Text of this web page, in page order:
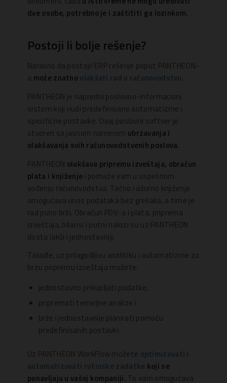
dve osobe, potrebno je i zaštititi ga lozinkom.
Postoji li bolje rešenje?
Naravno da postoji! ERP rešenje poput PANTHEON-
a može znatno olakšati rad u računovodstvu.
PANTHEON je napredni poslovno-informacioni
sistem koji nudi predefinisane automatizme i
specifične postavke. Ovaj poslovni softver je
stvoren sa jasnom namerom ubrzavanja i
olakšavanja svih računovodstvenih poslova.
PANTHEON olakšava pripremu izveštaja, obračun
plata i knjiženje i pomaže vam u uspešnom
vođenju računovodstva. Tačno i ažurno knjiženje
omogućava unos podataka bez grešaka, a time je
rad puno brži. Obračun PDV-a i plata, priprema
izveštaja, bilansi i putni nalozi su uz PANTHEON
dosta lakši i jednostavniji.
Takođe, uz prilagodljivu analitiku i automatizme za
brzu pripremu izveštaja možete:
jednostavno prikupljati podatke,
pripremati temeljne analize i
brže i jednostavnije planirati pomoću
predefinisanih postavki.
Uz PANTHEON WorkFlow možete optimizovati i
automatizovati rutinske zadatke koji se
ponavljaju u vašoj kompaniji. To vam omogućava